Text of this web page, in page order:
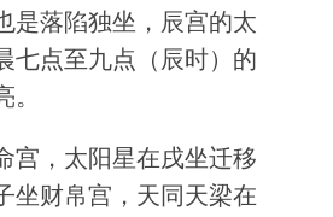
是落陷独坐，辰宫的太
七点至九点（辰时）的
宫，太阳星在戌坐迁移
坐财帛宫，天同天梁在